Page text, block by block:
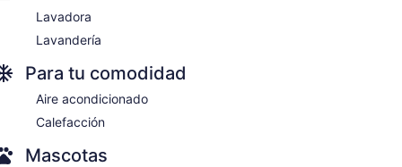
Lavadora
Lavandería
Para tu comodidad
Aire acondicionado
Calefacción
Mascotas